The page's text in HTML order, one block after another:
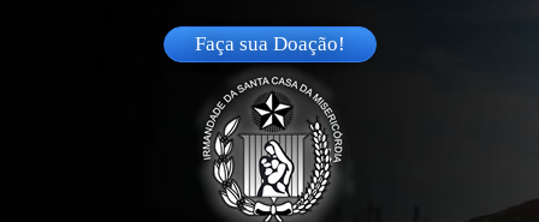
Faça sua Doação!